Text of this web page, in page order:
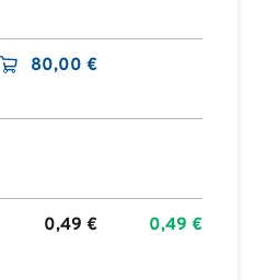
80,00 €
0,49 € 0,49 €